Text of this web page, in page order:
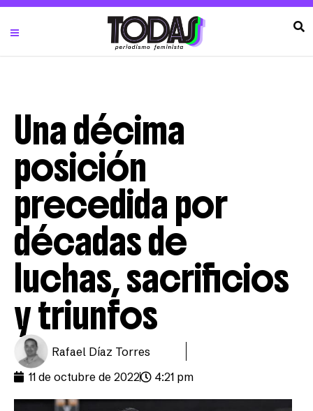
Una décima
posición
precedida por
décadas de
luchas, sacrificios
y triunfos
Rafael Díaz Torres
11 de octubre de 2022
4:21 pm